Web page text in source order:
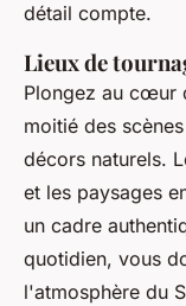
détail compte.
Lieux de
Plongez au cœur
moitié des scènes
décors naturels.
et les paysages
un cadre
quotidien, vous
l'atmosphère du